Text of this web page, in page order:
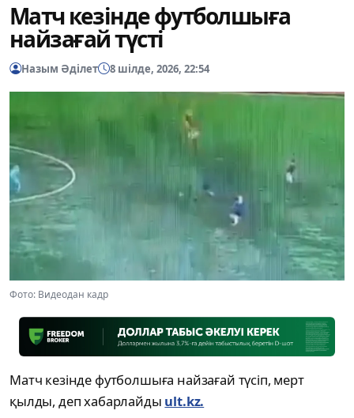
Матч кезінде футболшыға
найзағай түсті
Назым Әділет 8 шілде, 2026, 22:54
Фото: Видеодан кадр
Матч кезінде футболшыға найзағай түсіп, мерт
қылды, деп хабарлайды ult.kz.